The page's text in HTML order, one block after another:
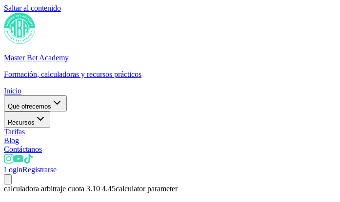
Saltar al contenido
Master Bet Academy
Formación, calculadoras y recursos prácticos
Inicio
Qué ofrecemos
Recursos
Tarifas
Blog
Contáctanos
LoginRegistrarse
calculadora arbitraje cuota 3.10 4.45calculator parameter